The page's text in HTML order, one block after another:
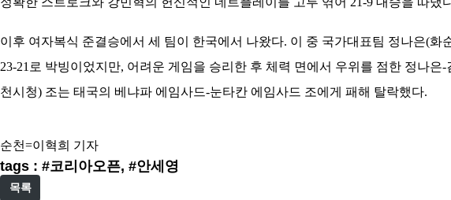
이후 여자복식 준결승에서 세 팀이 한국에서 나왔다. 이 중 국가대표팀 정나은(
23-21로 박빙이었지만, 어려운 게임을 승리한 후 체력 면에서 우위를 점한 정나
천시청) 조는 태국의 베냐파 에임사드-눈타칸 에임사드 조에게 패해 탈락했다.
순천=이혁희 기자
tags : #코리아오픈, #안세영
목록